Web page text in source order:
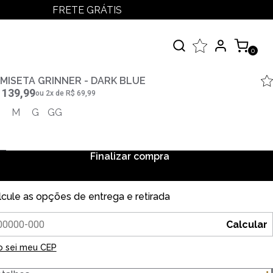
FRETE GRÁTIS
LOGIN
MEUS PEDIDOS
0
GRINNER - DARK BLUE
139,99ou 2xde R$ 69,99
M G GG
Finalizar compra
as opções de entrega e retirada
Calcular
sei meu CEP